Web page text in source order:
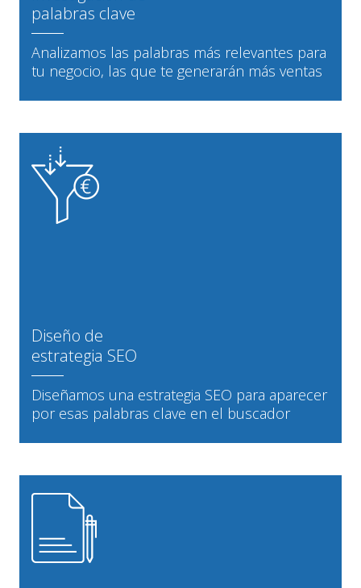
palabras clave
Analizamos las palabras más relevantes para
tu negocio, las que te generarán más ventas
Diseño de
estrategia SEO
Diseñamos una estrategia SEO para aparecer
por esas palabras clave en el buscador